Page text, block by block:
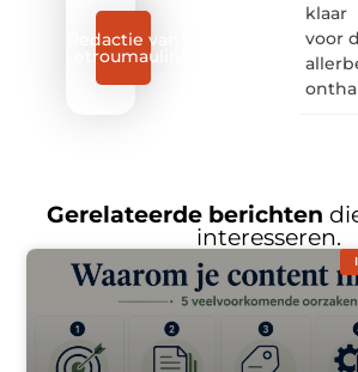
Redactie van
Letroumaulin
klaar
voor
Gerelateerde berichten
interesseren.